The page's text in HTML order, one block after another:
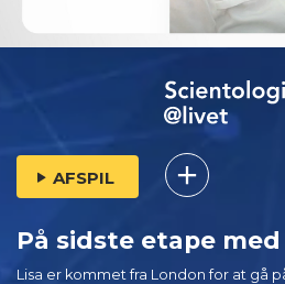
AFSPIL
På sidste etape
Lisa er kommet fra London for at gå